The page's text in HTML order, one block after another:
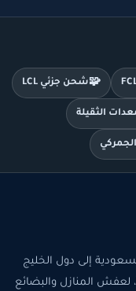
🧩شحن جزئي LCL
الثقيلة
إلى دول الخليج
لعفش المنازل والبضائع